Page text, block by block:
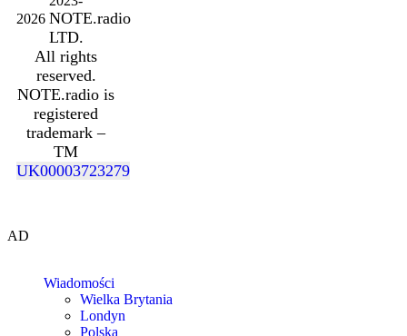
2026 NOTE.radio
LTD.
All rights
reserved.
NOTE.radio is
registered
trademark –
TM
UK00003723279
AD
Wiadomości
Wielka Brytania
Londyn
Polska